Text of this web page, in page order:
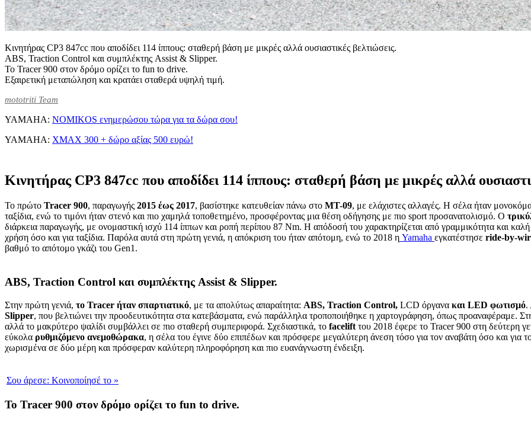
Κινητήρας CP3 847cc που αποδίδει 114 ίππους: σταθερή βάση με μικρές αλλά ουσιαστικές βελτιώσεις.
ABS, Traction Control και συμπλέκτης Assist & Slipper.
Το Tracer 900 στον δρόμο ορίζει το fun to drive.
Εξαιρετική μεταπώληση και κρατάει σταθερά υψηλή τιμή.
mototriti Team
YAMAHA: NOMIKOS ενημερώσου τώρα για τα δώρα σου!
YAMAHA: XMAX 300 + δώρο αξίας 500 ευρώ!
Κινητήρας CP3 847cc που αποδίδει 114 ίππους: σταθερή βάση με μικρές αλλά
Το πρώτο Tracer 900, παραγωγής 2015 έως 2017, βασίστηκε κατευθείαν πάνω στο MT-09, με ελάχιστες αλλαγές. Η σέλα ήταν
ταξίδια, ενώ το τιμόνι ήταν στενό και πιο χαμηλά τοποθετημένο, προσφέροντας μια θέση οδήγησης με πιο sport προσανατολισμό. Ο
διάρκεια παραγωγής, με ονομαστική ισχύ 114 ίππων και ροπή περίπου 87 Nm. Η απόδοσή του χαρακτηρίζεται από γραμμικότητα και καλή
χρήση όσο και για ταξίδια. Παρόλα αυτά στη πρώτη γενιά, η απόκριση του ήταν απότομη, ενώ το 2018 η Yamaha εγκατέστησε ride-by-
βαθμό το απότομο γκάζι του Gen1.
ABS, Traction Control και συμπλέκτης Assist & Slipper.
Στην πρώτη γενιά, το Tracer ήταν σπαρτιατικό, με τα απολύτως απαραίτητα: ABS, Traction Control, LCD όργανα και LED φωτισμό.
Slipper, που βελτιώνει την προοδευτικότητα στα κατεβάσματα, ενώ παράλληλα τροποποιήθηκε η χαρτογράφηση, όπως προαναφέραμε.
αλλά το μακρύτερο ψαλίδι συμβάλλει σε πιο σταθερή συμπεριφορά. Σχεδιαστικά, το facelift του 2018 έφερε το Tracer 900 στη δεύτερη
εύκολα ρυθμιζόμενο ανεμοθώρακα, η σέλα του έγινε δύο επιπέδων και πρόσφερε μεγαλύτερη άνεση τόσο για τον αναβάτη όσο και για
χωρισμένα σε δύο μέρη και πρόσφεραν καλύτερη πληροφόρηση και πιο ευανάγνωστη ένδειξη.
Σου άρεσε: Κοινοποίησέ το »
Το Tracer 900 στον δρόμο ορίζει το fun to drive.